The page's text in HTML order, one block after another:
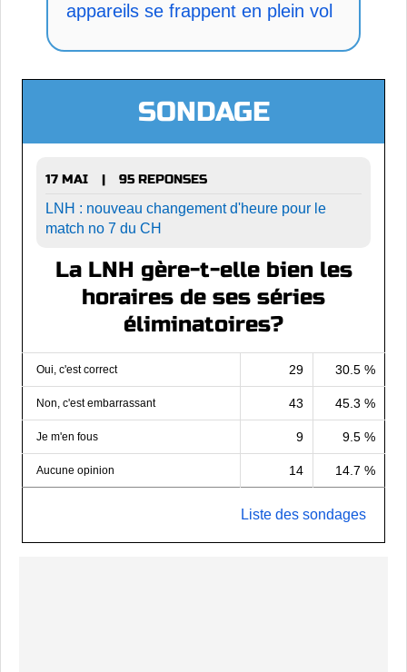
appareils se frappent en plein vol
SONDAGE
17 MAI |
95 REPONSES
LNH : nouveau changement d'heure pour le
match no 7 du CH
La LNH gère-t-elle bien les
horaires de ses séries
éliminatoires?
Oui, c'est correct 29 30.5 %
Non, c'est embarrassant 43 45.3 %
Je m'en fous 9 9.5 %
Aucune opinion 14 14.7 %
Liste des sondages